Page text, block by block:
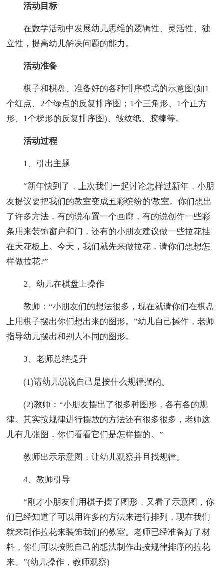
活动目标
在数学活动中发展幼儿思维的逻辑性、灵活性、独
立性，提高幼儿解决问题的能力。
活动准备
棋子和棋盘、准备好的各种排序模式的示意图(如1
个红点、2个绿点的反复排序图；1个三角形、1个正方
形、1个梯形的反复排序图)、皱纹纸、胶棒等。
活动过程
1、引出主题
“新年快到了，上次我们一起讨论怎样过新年，小朋
友提议要把我们的教室变成五彩缤纷的'教室。你们想出
了许多方法，有的说布置一个画廊，有的说创作一些彩
条用来装饰窗户和门，还有的小朋友建议做一些拉花挂
在天花板上。今天，我们就先来做拉花，请你们想想怎
样做拉花?”
2、幼儿在棋盘上操作
教师：“小朋友们的想法很多，现在就请你们在棋盘
上用棋子摆出你们想出来的图形。”幼儿自己操作，老师
指导幼儿摆出和别人不同的图形。
3、老师总结提升
(1)请幼儿说说自己是按什么规律摆的。
(2)教师：“小朋友摆出了很多种图形，各有各的规
律。其实按规律进行摆放的方法还有很多很多，老师这
儿有几张图，你们看看它们是怎样摆的。”
教师出示示意图，让幼儿观察并且找规律。
4、教师引导
“刚才小朋友们用棋子摆了图形，又看了示意图，你
们已经知道了可以用许多的方法来进行排列，现在我们
就来制作拉花来装饰我们的教室。老师已经准备好了材
料，你们可以按照自己的想法制作出按规律排序的拉花
来。”(幼儿操作，教师观察)